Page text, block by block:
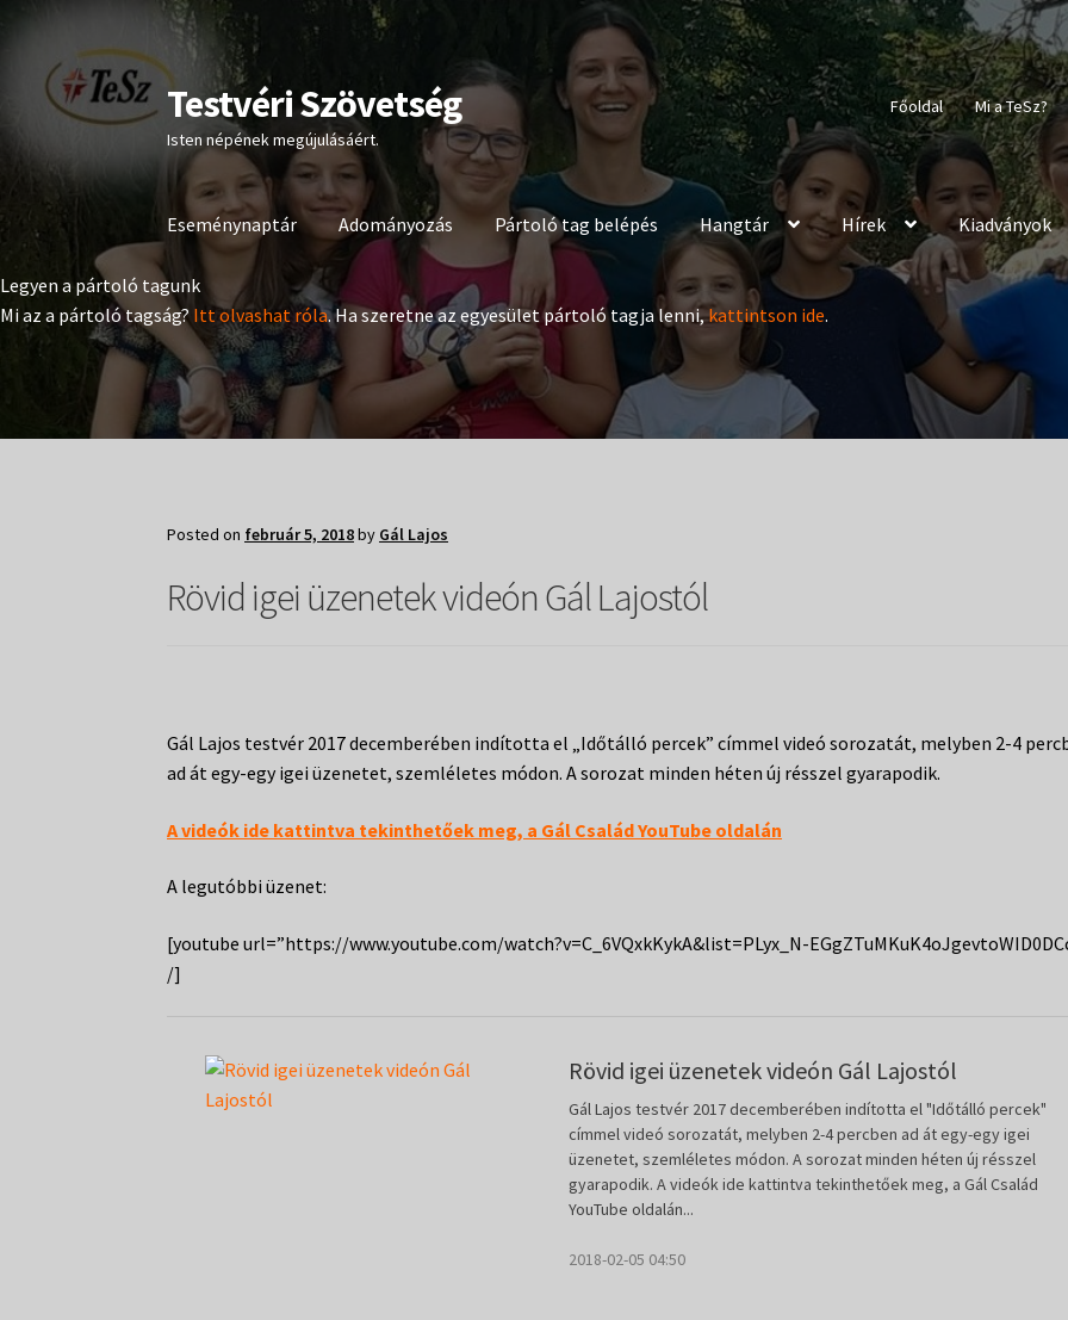
Ugrás
a
navigációhoz
Kilépés
a
tartalomba
Testvéri Szövetség
Isten népének megújulásáért.
Főoldal Mi a TeSz?
Eseménynaptár Adományozás Pártoló tag belépés Hangtár Hírek Kiadványok
Legyen a pártoló tagunk
Mi az a pártoló tagság? Itt olvashat róla. Ha szeretne az egyesület pártoló tagja lenni,kattintson ide.
Posted on február 5, 2018by Gál Lajos
Rövid igei üzenetek videón Gál Lajostól
Gál Lajos testvér 2017 decemberében indította el „Időtálló percek” címmel videó sorozatát, melyben 2-4
ad át egy-egy igei üzenetet, szemléletes módon. A sorozat minden héten új résszel gyarapodik.
A videók ide kattintva tekinthetőek meg, a Gál Család YouTube oldalán
A legutóbbi üzenet:
[youtube url=”https://www.youtube.com/watch?v=C_6VQxkKykA&list=PLyx_N-
/]
Rövid igei üzenetek videón Gál Lajostól
Gál Lajos testvér 2017 decemberében indította el "Időtálló percek"
címmel videó sorozatát, melyben 2-4 percben ad át egy-egy igei
üzenetet, szemléletes módon. A sorozat minden héten új résszel
gyarapodik. A videók ide kattintva tekinthetőek meg, a Gál Család
YouTube oldalán...
2018-02-05 04:50